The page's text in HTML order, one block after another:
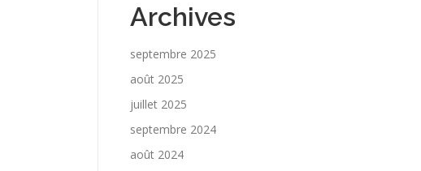
Archives
septembre 2025
août 2025
juillet 2025
septembre 2024
août 2024